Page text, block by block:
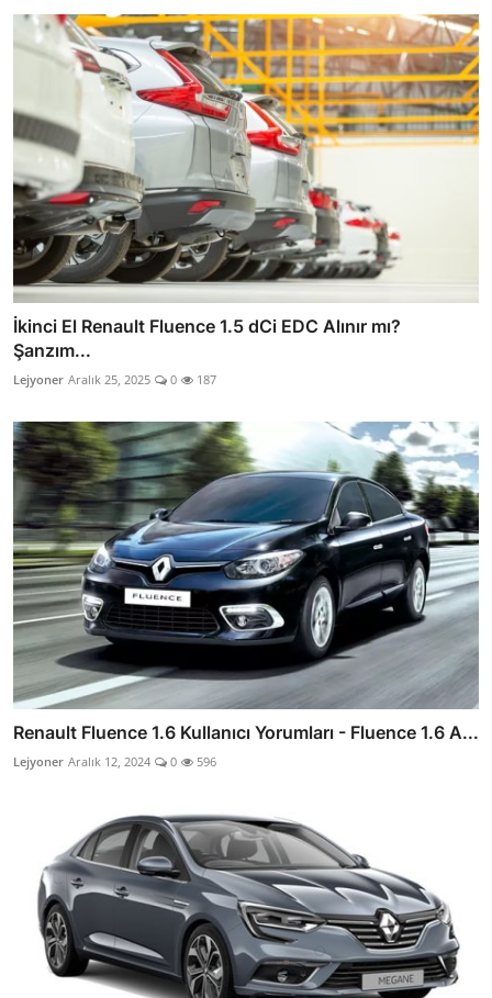
İkinci El Renault Fluence 1.5 dCi EDC Alınır mı?
Şanzım...
Lejyoner Aralık 25, 2025 0 187
Renault Fluence 1.6 Kullanıcı Yorumları - Fluence 1.6 A...
Lejyoner Aralık 12, 2024 0 596